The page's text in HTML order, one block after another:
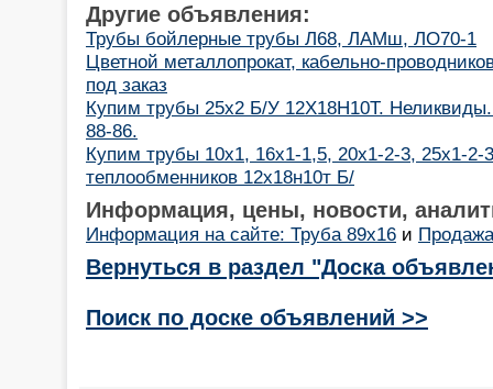
Другие объявления:
Трубы бойлерные трубы Л68, ЛАМш, ЛО70-1
Цветной металлопрокат, кабельно-
под заказ
Купим трубы 25х2 Б/У 12Х18Н10Т.
88-86.
Купим трубы 10х1, 16х1-1,5, 20х1-2-3, 25х1-
теплообменников 12х18н10т Б/
Информация, цены, новости,
Информация на сайте: Труба 89х16 и
Вернуться в раздел "Доска
Поиск по доске объявлений >>